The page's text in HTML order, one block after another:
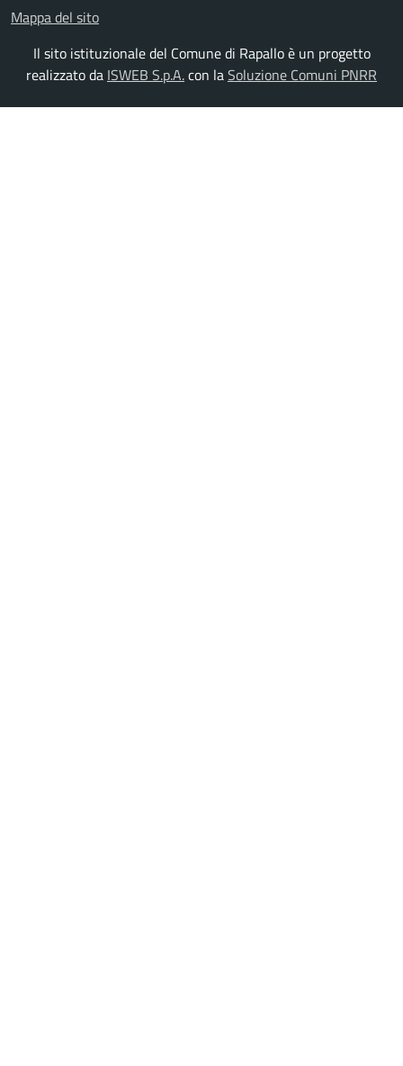
Mappa del sito
Il sito istituzionale del Comune di Rapallo è un progetto
realizzato da ISWEB S.p.A.con laSoluzione Comuni PNRR